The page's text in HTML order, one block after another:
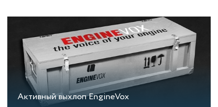
Активный выхлоп EngineVox